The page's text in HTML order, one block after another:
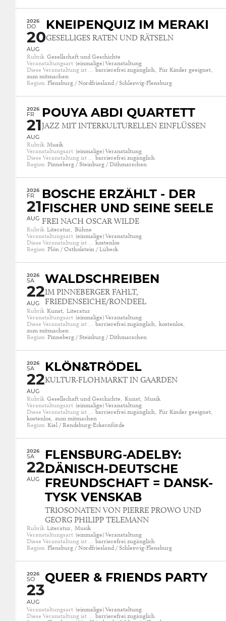
2026
DO
20
AUG
KNEIPENQUIZ IM MERAKI
GESELLIGES RATEN UND RÄTSELN
Rubrik Gesellschaft und Geschichte
Veranstaltungsart (einmalige) Veranstaltung
Diese Veranstaltung ist … barrierefrei zugänglich, Für Kinder geeignet,
zum mitmachen
Region Flensburg / Nordfriesland / Schleswig-Flensburg
2026
FR
21
AUG
POUYA ABDI QUARTETT
JAZZ MIT INTERKULTURELLEN EINFLÜSSEN
Rubrik Musik
Veranstaltungsart (einmalige) Veranstaltung
Diese Veranstaltung ist … barrierefrei zugänglich
Region Pinneberg / Steinburg / Dithmarschen
2026
FR
21
AUG
BOSCHE ERZÄHLT - DER
FISCHER UND SEINE SEELE
FREI NACH OSCAR WILDE
Rubrik Literatur, Bühne
Veranstaltungsart (einmalige) Veranstaltung
Diese Veranstaltung ist … kostenlos
Region Plön / Ostholstein / Lübeck
2026
SA
22
AUG
WALDSCHREIBEN
IM PINNEBERGER FAHLT,
FRIEDENSEICHE/RONDEEL
Rubrik Kunst, Literatur
Veranstaltungsart (einmalige) Veranstaltung
Diese Veranstaltung ist … barrierefrei zugänglich, kostenlos,
zum mitmachen
Region Pinneberg / Steinburg / Dithmarschen
2026
SA
22
AUG
KLÖN&TRÖDEL
KULTUR-FLOHMARKT IN GAARDEN
Rubrik Gesellschaft und Geschichte, Kunst, Musik
Veranstaltungsart (einmalige) Veranstaltung
Diese Veranstaltung ist … barrierefrei zugänglich, Für Kinder geeignet,
kostenlos, zum mitmachen
Region Kiel / Rendsburg-Eckernförde
2026
SA
22
AUG
FLENSBURG-ADELBY:
DÄNISCH-DEUTSCHE
FREUNDSCHAFT = DANSK-
TYSK VENSKAB
TRIOSONATEN VON PIERRE PROWO UND
GEORG PHILIPP TELEMANN
Rubrik Literatur, Musik
Veranstaltungsart (einmalige) Veranstaltung
Diese Veranstaltung ist … barrierefrei zugänglich
Region Flensburg / Nordfriesland / Schleswig-Flensburg
2026
SO
23
AUG
QUEER & FRIENDS PARTY
Veranstaltungsart (einmalige) Veranstaltung
Diese Veranstaltung ist … barrierefrei zugänglich